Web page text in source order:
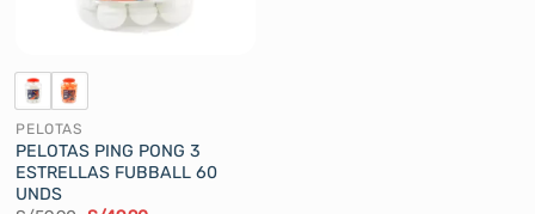
la
página
de
producto
PELOTAS
PELOTAS PING PONG 3
ESTRELLAS FUBBALL 60
UNDS